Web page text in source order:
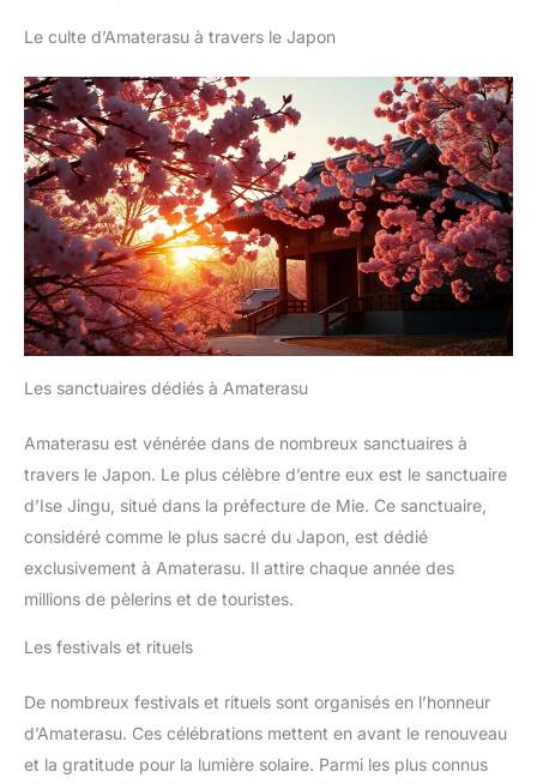
Le culte d’Amaterasu à travers le Japon
Les sanctuaires dédiés à Amaterasu
Amaterasu est vénérée dans de nombreux sanctuaires à
travers le Japon. Le plus célèbre d’entre eux est le sanctuaire
d’Ise Jingu, situé dans la préfecture de Mie. Ce sanctuaire,
considéré comme le plus sacré du Japon, est dédié
exclusivement à Amaterasu. Il attire chaque année des
millions de pèlerins et de touristes.
Les festivals et rituels
De nombreux festivals et rituels sont organisés en l’honneur
d’Amaterasu. Ces célébrations mettent en avant le renouveau
et la gratitude pour la lumière solaire. Parmi les plus connus